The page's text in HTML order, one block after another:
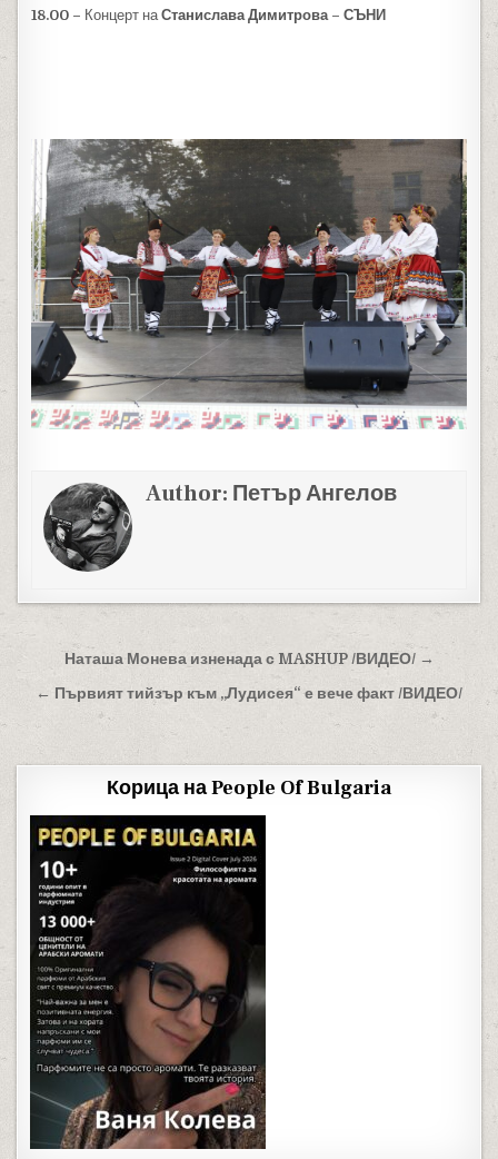
18.00 – Концерт наСтанислава Димитрова – СЪНИ
Author: Петър Ангелов
Навигация
Наташа Монева изненада с MASHUP /ВИДЕО/ →
← Първият тийзър към „Лудисея“ е вече факт /ВИДЕО/
Корица на People Of Bulgaria